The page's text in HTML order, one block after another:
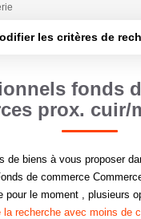
VENDRE
LOUER
ESTIMER
GERER
les critères de
Surface
une alerte
fonds
prox. cuir/
de biens à vous proposer
de commerce
pour le moment , plusieurs
la recherche avec moins de